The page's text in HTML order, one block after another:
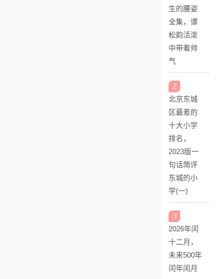
生的腰姿
全集，谭
松韵活泼
中带着帅
气
2
北京东城
区最差的
十大小学
排名，
2023版一
句话简评
东城的小
学(一)
3
2026年闰
十二月，
未来500年
闰年闰月